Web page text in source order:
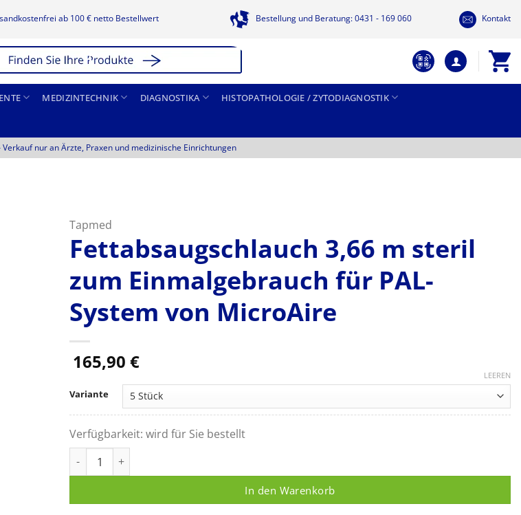
ab 100 € netto Bestellwert Bestellung und Beratung: 0431 - 169 060 Kontakt
MEDIZINTECHNIK DIAGNOSTIKA HISTOPATHOLOGIE / ZYTODIAGNOSTIK
Verkauf nur an Ärzte, Praxen und medizinische Einrichtungen
Tapmed
Fettabsaugschlauch 3,66 m steril
zum Einmalgebrauch für PAL-
System von MicroAire
165,90 €
Variante
LEEREN
Verfügbarkeit: wird für Sie bestellt
In den Warenkorb